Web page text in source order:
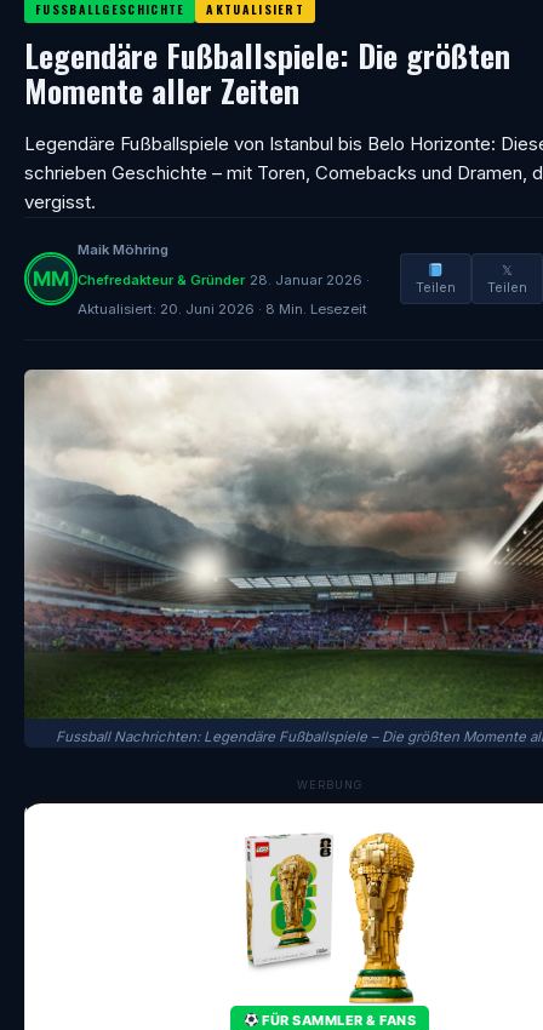
FUSSBALLGESCHICHTE AKTUALISIERT
Legendäre Fußballspiele: Die größten
Momente aller Zeiten
Legendäre Fußballspiele von Istanbul bis Belo Horizonte:
schrieben Geschichte – mit Toren, Comebacks und Dramen,
vergisst.
Maik Möhring
Chefredakteur & Gründer 28. Januar 2026 ·
Aktualisiert: 20. Juni 2026 · 8 Min. Lesezeit
Teilen
𝕏
Teilen
Fussball Nachrichten: Legendäre Fußballspiele – Die größten Momente
WERBUNG
FÜR SAMMLER & FANS